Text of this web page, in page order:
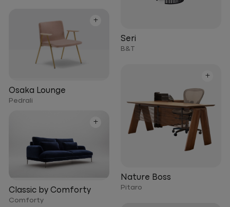
Seri
B&T
+
Osaka Lounge
Pedrali
+
Nature Boss
Pitaro
+
Classic by Comforty
Comforty